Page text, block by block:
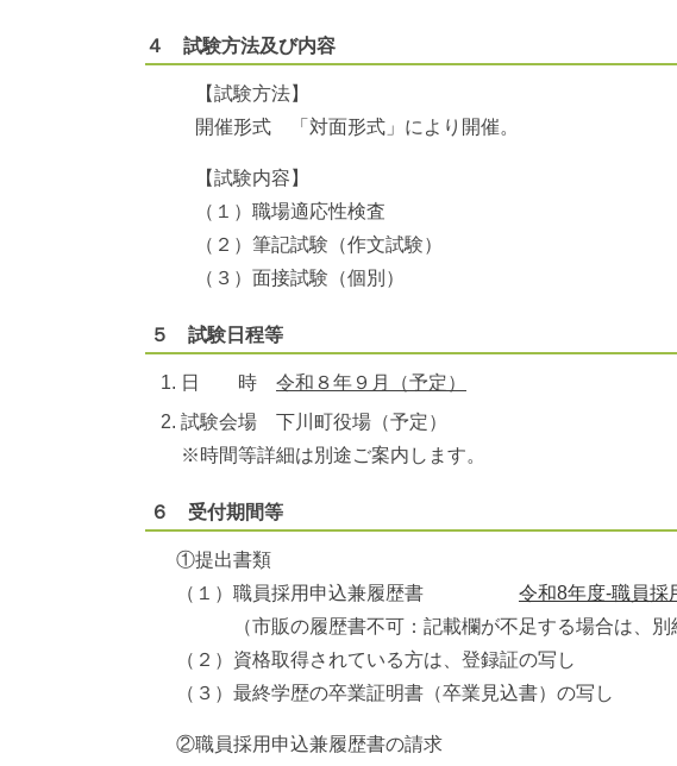
４ 試験方法及び内容
【試験方法】
開催形式 「対面形式」により開催。
【試験内容】
（１）職場適応性検査
（２）筆記試験（作文試験）
（３）面接試験（個別）
５ 試験日程等
日 時 令和８年９月（予定）
試験会場 下川町役場（予定）
※時間等詳細は別途ご案内します。
６ 受付期間等
①提出書類
（１）職員採用申込兼履歴書
令和8年度-職員採
（市販の履歴書不可：記載欄が不足する場合は、別紙
（２）資格取得されている方は、登録証の写し
（３）最終学歴の卒業証明書（卒業見込書）の写し
②職員採用申込兼履歴書の請求